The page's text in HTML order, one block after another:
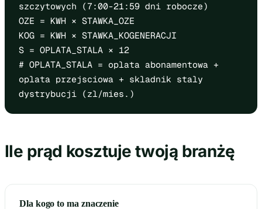
szczytowych (7:00-21:59 dni robocze)
OZE = KWH × STAWKA_OZE
KOG = KWH × STAWKA_KOGENERACJI
S = OPLATA_STALA × 12
# OPLATA_STALA = oplata abonamentowa +
oplata przejsciowa + skladnik staly
dystrybucji (zl/mies.)
Ile prąd kosztuje twoją branżę
Dla kogo to ma znaczenie